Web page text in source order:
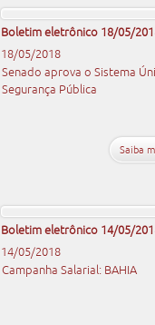
Boletim eletrônico 18/05/
18/05/2018
Senado aprova o Sistema
Segurança Pública
Saiba
Boletim eletrônico 14/05/
14/05/2018
Campanha Salarial: BAHIA